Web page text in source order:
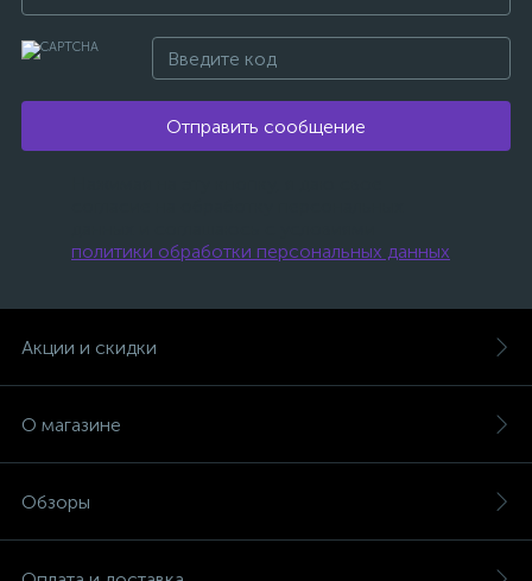
Отправить сообщение
политики обработки персональных данных
Акции и скидки
О магазине
Обзоры